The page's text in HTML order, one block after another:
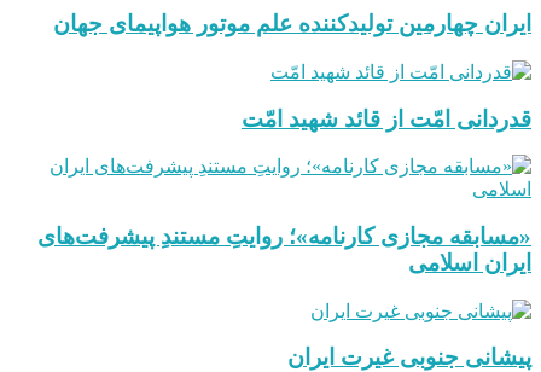
ایران چهارمین تولیدکننده علم موتور هواپیمای جهان
قدردانی امّت از قائد شهید امّت
«مسابقه مجازی کارنامه»؛ روایتِ مستندِ پیشرفت‌های
ایران اسلامی
پیشانی جنوبی غیرت ایران